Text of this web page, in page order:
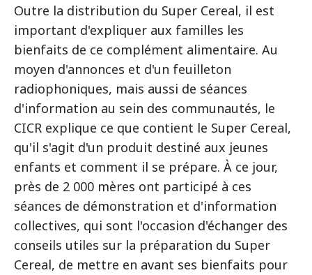
Outre la distribution du Super Cereal, il est
important d'expliquer aux familles les
bienfaits de ce complément alimentaire. Au
moyen d'annonces et d'un feuilleton
radiophoniques, mais aussi de séances
d'information au sein des communautés, le
CICR explique ce que contient le Super Cereal,
qu'il s'agit d'un produit destiné aux jeunes
enfants et comment il se prépare. À ce jour,
près de 2 000 mères ont participé à ces
séances de démonstration et d'information
collectives, qui sont l'occasion d'échanger des
conseils utiles sur la préparation du Super
Cereal, de mettre en avant ses bienfaits pour